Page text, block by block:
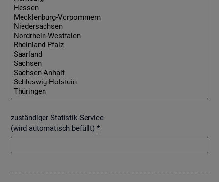
zuständiger Statistik-Service
(wird automatisch befüllt) *